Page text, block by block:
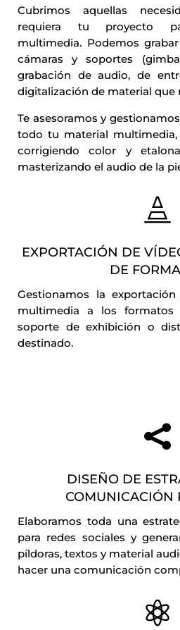
Cubrimos aquellas
requiera tu proyecto
multimedia. Podemos
cámaras y soportes
grabación de audio, de
digitalización de material que
Te asesoramos y
todo tu material multimedia,
corrigiendo color y
masterizando el audio de la

EXPORTACIÓN DE
DE
Gestionamos la
multimedia a los formatos
soporte de exhibición o
destinado.

DISEÑO DE
COMUNICACIÓN
Elaboramos toda una
para redes sociales y
píldoras, textos y material
hacer una comunicación
